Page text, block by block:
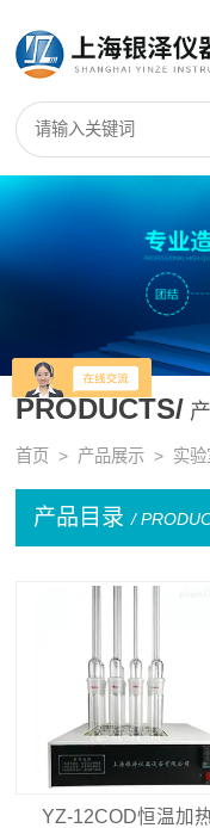
PRODUCTS/
首页 > 产品展示 > 实
产品目录 /
YZ-12COD恒温加